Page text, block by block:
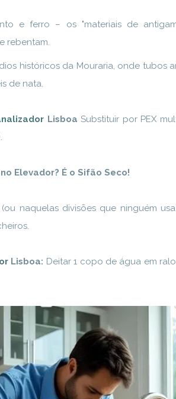
e ferro – os "materiais de
rebentam.
históricos da Mouraria, onde tubos
de nata.
LisboaSubstituir por PEX
Elevador? É o Sifão Seco!
naquelas divisões que ninguém
Lisboa: Deitar 1 copo de água em